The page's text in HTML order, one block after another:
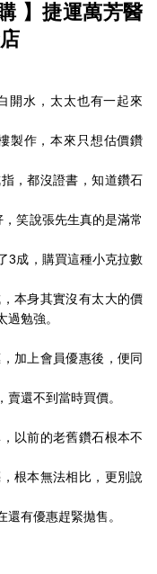
】捷運萬芳醫
開水，太太也有一起來
製作，本來只想估價鑽
，都沒證書，知道鑽石
笑說張先生真的是滿常
3成，購買這種小克拉數
本身其實沒有太大的價
勉強。
加上會員優惠後，便同
還不到當時買價。
以前的老舊鑽石根本不
根本無法相比，更別說
有優惠趕緊拋售。